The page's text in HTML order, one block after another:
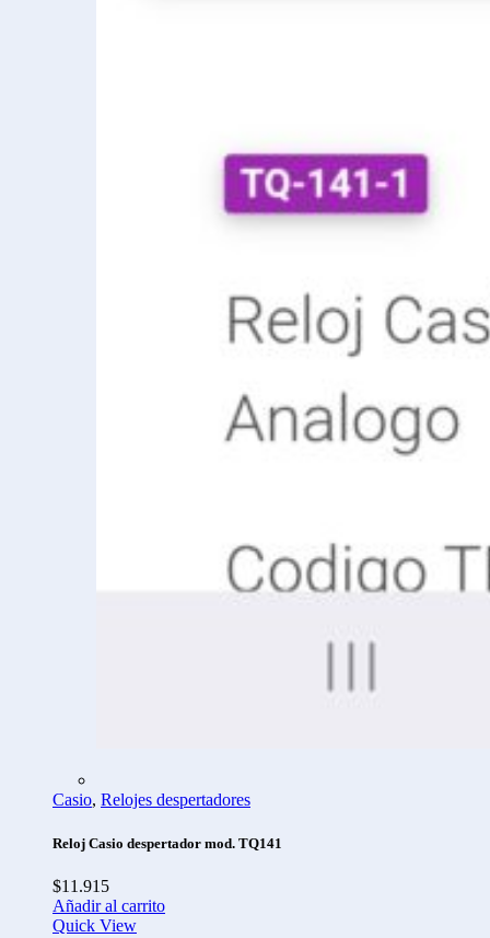
Casio, Relojes despertadores
Reloj Casio despertador mod. TQ141
$11.915
Añadir al carrito
Quick View